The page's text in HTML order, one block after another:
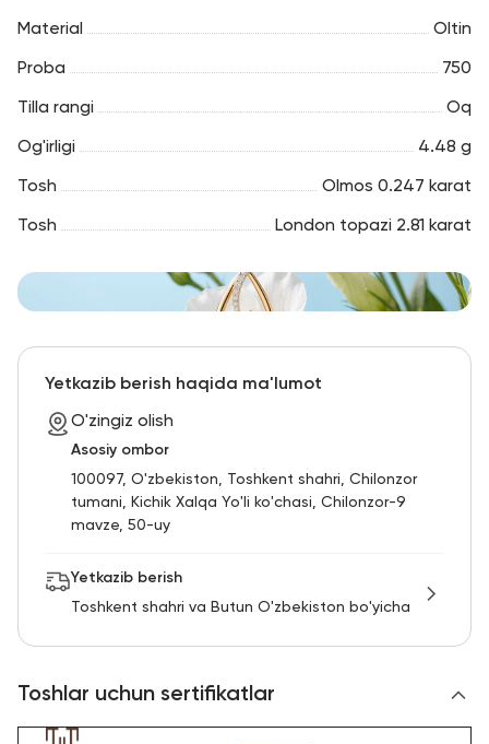
Material Oltin
Proba 750
Tilla rangi Oq
Og'irligi 4.48 g
Tosh Olmos 0.247 karat
Tosh London topazi 2.81 karat
Yetkazib berish haqida ma'lumot
O'zingiz olish
Asosiy ombor
100097, O'zbekiston, Toshkent shahri, Chilonzor
tumani, Kichik Xalqa Yo'li ko'chasi, Chilonzor-9
mavze, 50-uy
Yetkazib berish
Toshkent shahri va Butun O'zbekiston bo'yicha
Toshlar uchun sertifikatlar